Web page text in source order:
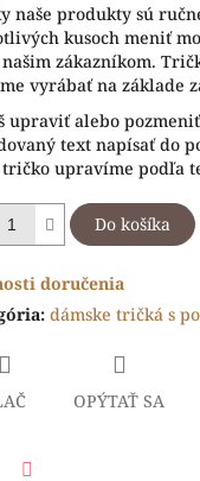
naše produkty sú
kusoch meniť
zákazníkom.
vyrábať na základe
upraviť alebo
text napísať do
upravíme podľa
Do košíka
doručenia
: dámske tričká s
OPÝTAŤ SA